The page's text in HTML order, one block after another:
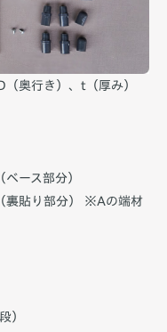
奥行き）、t（厚み）
ース部分）
貼り部分） ※Aの端材
）